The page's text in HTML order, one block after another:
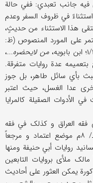
جانب تعبدي: ففي حالة
استثناءً في ظروف السفر وعدم
هذا الاستثناء من حدیثٍ،
علی المورد المنصوص (ظ:
من لایحضره...،
بتعمیمه عدة روایات متفرقة.
بأي سائل طاهر، بل جوز
عدا الغسل، حیث اعتبر
الأدوات الصقیلة کالمرایا
العراق و کذلک في فقه
الحجاز خلال النصف الأول من القرن ۲هـ/ ۸م موضع اعتماد و مرجعاً
روایات أبي حنیفة ومنها
ملأی بروایات التابعین
یمکن العثور علی أحادیث